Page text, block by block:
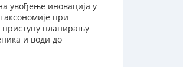
увођење иновација у
при
планирању
и води до